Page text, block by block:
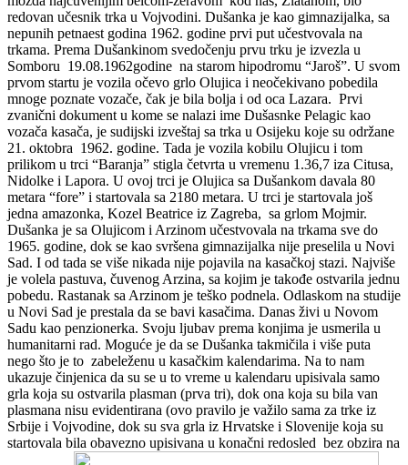
redovan učesnik trka u Vojvodini. Dušanka je kao gimnazijalka, sa
nepunih petnaest godina 1962. godine prvi put učestvovala na
trkama. Prema Dušankinom svedočenju prvu trku je izvezla u
Somboru 19.08.1962godine na starom hipodromu “Jaroš”. U svom
prvom startu je vozila očevo grlo Olujica i neočekivano pobedila
mnoge poznate vozače, čak je bila bolja i od oca Lazara. Prvi
zvanični dokument u kome se nalazi ime Dušasnke Pelagic kao
vozača kasača, je sudijski izveštaj sa trka u Osijeku koje su održane
21. oktobra 1962. godine. Tada je vozila kobilu Olujicu i tom
prilikom u trci “Baranja” stigla četvrta u vremenu 1.36,7 iza Citusa,
Nidolke i Lapora. U ovoj trci je Olujica sa Dušankom davala 80
metara “fore” i startovala sa 2180 metara. U trci je startovala još
jedna amazonka, Kozel Beatrice iz Zagreba, sa grlom Mojmir.
Dušanka je sa Olujicom i Arzinom učestvovala na trkama sve do
1965. godine, dok se kao svršena gimnazijalka nije preselila u Novi
Sad. I od tada se više nikada nije pojavila na kasačkoj stazi. Najviše
je volela pastuva, čuvenog Arzina, sa kojim je takođe ostvarila jednu
pobedu. Rastanak sa Arzinom je teško podnela. Odlaskom na studije
u Novi Sad je prestala da se bavi kasačima. Danas živi u Novom
Sadu kao penzionerka. Svoju ljubav prema konjima je usmerila u
humanitarni rad. Moguće je da se Dušanka takmičila i više puta
nego što je to zabeleženu u kasačkim kalendarima. Na to nam
ukazuje činjenica da su se u to vreme u kalendaru upisivala samo
grla koja su ostvarila plasman (prva tri), dok ona koja su bila van
plasmana nisu evidentirana (ovo pravilo je važilo sama za trke iz
Srbije i Vojvodine, dok su sva grla iz Hrvatske i Slovenije koja su
startovala bila obavezno upisivana u konačni redosled bez obzira na